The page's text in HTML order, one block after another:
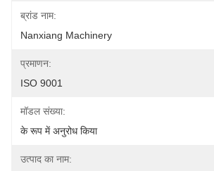
ब्रांड नाम:
Nanxiang Machinery
प्रमाणन:
ISO 9001
मॉडल संख्या:
के रूप में अनुरोध किया
उत्पाद का नाम: